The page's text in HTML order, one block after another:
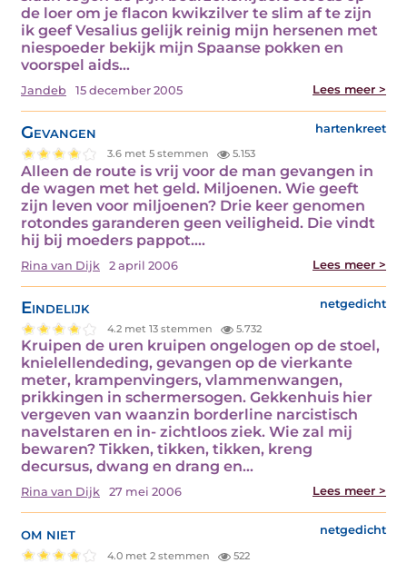
de loer om je flacon kwikzilver te slim af te zijn
ik geef Vesalius gelijk reinig mijn hersenen met
niespoeder bekijk mijn Spaanse pokken en
voorspel aids…
Jandeb 15 december 2005 Lees meer >
Gevangen hartenkreet
3.6 met 5 stemmen 5.153
Alleen de route is vrij voor de man gevangen in
de wagen met het geld. Miljoenen. Wie geeft
zijn leven voor miljoenen? Drie keer genomen
rotondes garanderen geen veiligheid. Die vindt
hij bij moeders pappot.…
Rina van Dijk 2 april 2006 Lees meer >
Eindelijk netgedicht
4.2 met 13 stemmen 5.732
Kruipen de uren kruipen ongelogen op de stoel,
knielellendeding, gevangen op de vierkante
meter, krampenvingers, vlammenwangen,
prikkingen in schermersogen. Gekkenhuis hier
vergeven van waanzin borderline narcistisch
navelstaren en in- zichtloos ziek. Wie zal mij
bewaren? Tikken, tikken, tikken, kreng
decursus, dwang en drang en…
Rina van Dijk 27 mei 2006 Lees meer >
om niet netgedicht
4.0 met 2 stemmen 522